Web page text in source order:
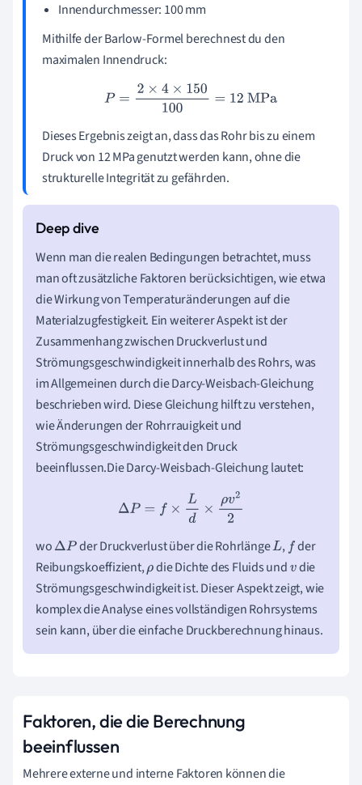
Innendurchmesser: 100 mm
Mithilfe der Barlow-Formel berechnest du den
maximalen Innendruck:
P=2×4×150100= 12 MPa
Dieses Ergebnis zeigt an, dass das Rohr bis zu einem
Druck von 12 MPa genutzt werden kann, ohne die
strukturelle Integrität zu gefährden.
Wenn man die realen Bedingungen betrachtet, muss
man oft zusätzliche Faktoren berücksichtigen, wie etwa
die Wirkung von Temperaturänderungen auf die
Materialzugfestigkeit. Ein weiterer Aspekt ist der
Zusammenhang zwischen Druckverlust und
Strömungsgeschwindigkeit innerhalb des Rohrs, was
im Allgemeinen durch die Darcy-Weisbach-Gleichung
beschrieben wird. Diese Gleichung hilft zu verstehen,
wie Änderungen der Rohrrauigkeit und
Strömungsgeschwindigkeit den Druck
beeinflussen.Die Darcy-Weisbach-Gleichung lautet:
=f ×L ×ρ v22
woΔP der Druckverlust über die RohrlängeL , f der
Reibungskoeffizient,ρdie Dichte des Fluids undv die
Strömungsgeschwindigkeit ist. Dieser Aspekt zeigt, wie
komplex die Analyse eines vollständigen Rohrsystems
sein kann, über die einfache Druckberechnung hinaus.
Faktoren, die die Berechnung
beeinflussen
Mehrere externe und interne Faktoren können die